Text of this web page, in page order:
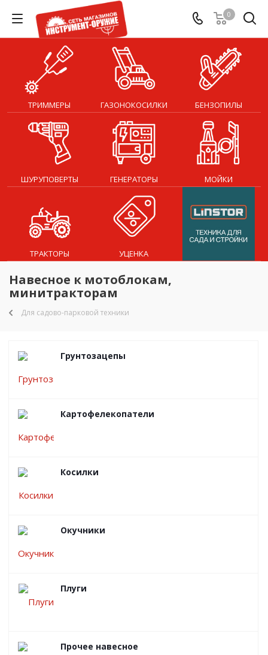
0
ТРИММЕРЫ ГАЗОНОКОСИЛКИ БЕНЗОПИЛЫ
ШУРУПОВЕРТЫ ГЕНЕРАТОРЫ МОЙКИ
ТРАКТОРЫ УЦЕНКА
Навесное к мотоблокам,
минитракторам
Для садово-парковой техники
Грунтозацепы
Картофелекопатели
Косилки
Окучники
Плуги
Прочее навесное